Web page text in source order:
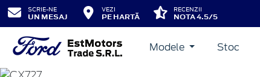
SCRIE-NE
UN MESAJ
VEZI
PE HARTĂ
RECENZII
NOTA 4.5/5
Modele Stoc
MUSTANG MACH-E